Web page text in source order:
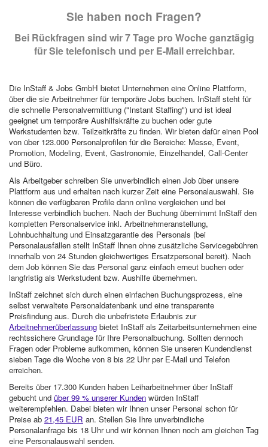
Sie haben noch Fragen?
Bei Rückfragen sind wir 7 Tage pro Woche ganztägig
für Sie telefonisch und per E-Mail erreichbar.
Die InStaff & Jobs GmbH bietet Unternehmen eine Online Plattform,
über die sie Arbeitnehmer für temporäre Jobs buchen. InStaff steht für
die schnelle Personalvermittlung ("Instant Staffing") und ist ideal
geeignet um temporäre Aushilfskräfte zu buchen oder gute
Werkstudenten bzw. Teilzeitkräfte zu finden. Wir bieten dafür einen Pool
von über 123.000 Personalprofilen für die Bereiche: Messe, Event,
Promotion, Modeling, Event, Gastronomie, Einzelhandel, Call-Center
und Büro.
Als Arbeitgeber schreiben Sie unverbindlich einen Job über unsere
Plattform aus und erhalten nach kurzer Zeit eine Personalauswahl. Sie
können die verfügbaren Profile dann online vergleichen und bei
Interesse verbindlich buchen. Nach der Buchung übernimmt InStaff den
kompletten Personalservice inkl. Arbeitnehmeranstellung,
Lohnbuchhaltung und Einsatzgarantie des Personals (bei
Personalausfällen stellt InStaff Ihnen ohne zusätzliche Servicegebühren
innerhalb von 24 Stunden gleichwertiges Ersatzpersonal bereit). Nach
dem Job können Sie das Personal ganz einfach erneut buchen oder
langfristig als Werkstudent bzw. Aushilfe übernehmen.
InStaff zeichnet sich durch einen einfachen Buchungsprozess, eine
selbst verwaltete Personaldatenbank und eine transparente
Preisfindung aus. Durch die unbefristete Erlaubnis zur
Arbeitnehmerüberlassung bietet InStaff als Zeitarbeitsunternehmen eine
rechtssichere Grundlage für Ihre Personalbuchung. Sollten dennoch
Fragen oder Probleme aufkommen, können Sie unseren Kundendienst
sieben Tage die Woche von 8 bis 22 Uhr per E-Mail und Telefon
erreichen.
Bereits über 17.300 Kunden haben Leiharbeitnehmer über InStaff
gebucht und über 99 % unserer Kunden würden InStaff
weiterempfehlen. Dabei bieten wir Ihnen unser Personal schon für
Preise ab 21,45 EUR an. Stellen Sie Ihre unverbindliche
Personalanfrage bis 18 Uhr und wir können Ihnen noch am gleichen Tag
eine Personalauswahl senden.